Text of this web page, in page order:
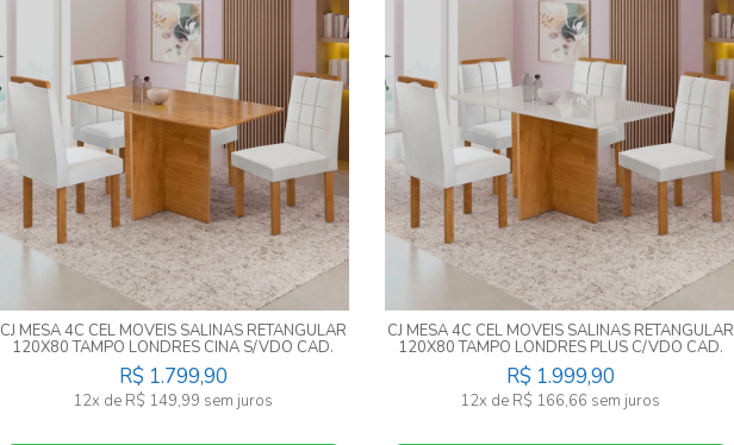
CJ MESA 4C CEL MOVEIS SALINAS RETANGULAR
120X80 TAMPO LONDRES CINA S/VDO CAD.
SALINAS TEC 169 CINAMOMO
R$ 1.799,90
12x de R$ 149,99 sem juros
CJ MESA 4C CEL MOVEIS SALINAS RETANGULAR
120X80 TAMPO LONDRES PLUS C/VDO CAD.
SALINAS TEC 169 OFF/CINAMOMO
R$ 1.999,90
12x de R$ 166,66 sem juros